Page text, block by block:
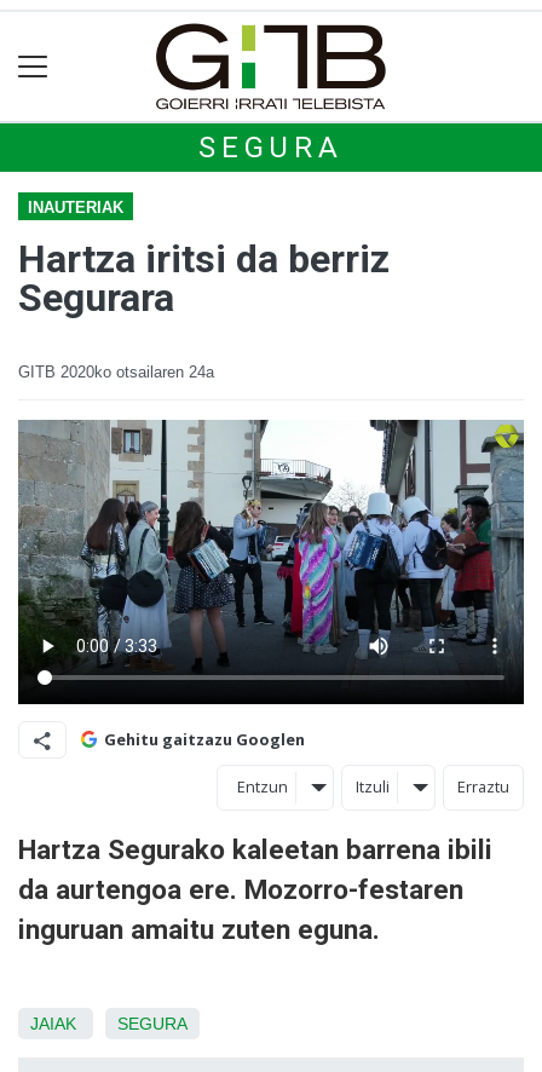
SEGURA
INAUTERIAK
Hartza iritsi da berriz
Segurara
GITB 2020ko otsailaren 24a
Gehitu gaitzazu Googlen
Entzun Itzuli Erraztu
Hartza Segurako kaleetan barrena ibili
da aurtengoa ere. Mozorro-festaren
inguruan amaitu zuten eguna.
JAIAK SEGURA